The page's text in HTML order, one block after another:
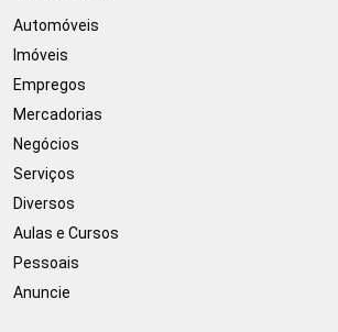
Automóveis
Imóveis
Empregos
Mercadorias
Negócios
Serviços
Diversos
Aulas e Cursos
Pessoais
Anuncie